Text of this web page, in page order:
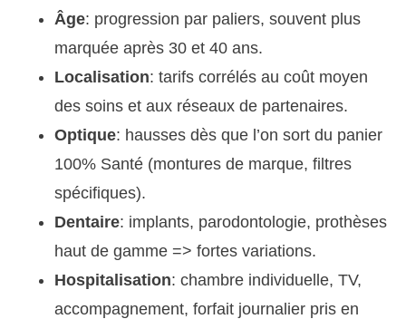
Âge: progression par paliers, souvent plus
marquée après 30 et 40 ans.
Localisation: tarifs corrélés au coût moyen
des soins et aux réseaux de partenaires.
Optique: hausses dès que l’on sort du panier
100% Santé (montures de marque, filtres
spécifiques).
Dentaire: implants, parodontologie, prothèses
haut de gamme => fortes variations.
Hospitalisation: chambre individuelle, TV,
accompagnement, forfait journalier pris en